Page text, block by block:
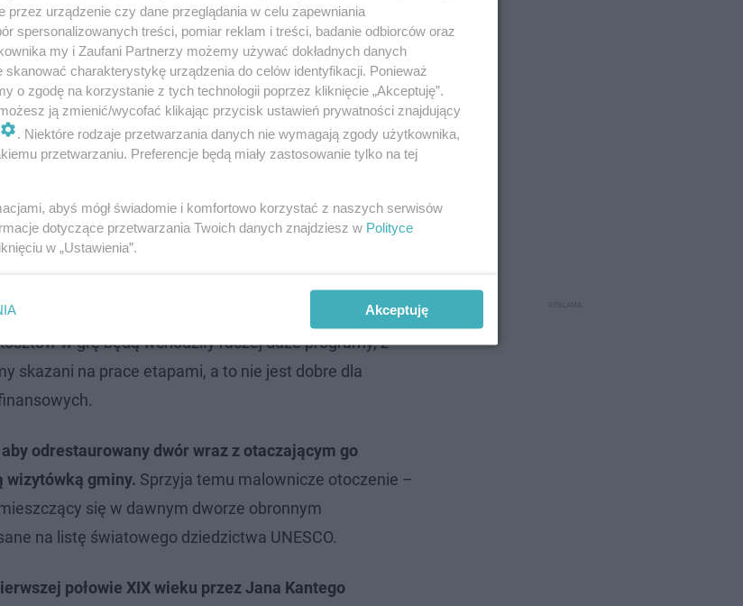
Maj-Kołodziej poinformowała również, że
w starostwie wadowickim.
w grę będą wchodziły raczej duże programy, z
skazani na prace etapami, a to nie jest dobre dla
aby odrestaurowany dwór wraz z otaczającym go
wizytówką gminy. Sprzyja temu malownicze otoczenie –
się w dawnym dworze obronnym
na listę światowego dziedzictwa UNESCO.
połowie XIX wieku przez Jana Kantego
przez urządzenie czy dane przeglądania w celu zapewniania
spersonalizowanych treści, pomiar reklam i treści, badanie odbiorców oraz
my i Zaufani Partnerzy możemy używać dokładnych danych
charakterystykę urządzenia do celów identyfikacji. Ponieważ
o zgodę na korzystanie z tych technologii poprzez kliknięcie „Akceptuję”.
ją zmienić/wycofać klikając przycisk ustawień prywatności znajdujący
. Niektóre rodzaje przetwarzania danych nie wymagają zgody użytkownika,
przetwarzaniu. Preferencje będą miały zastosowanie tylko na tej
abyś mógł świadomie i komfortowo korzystać z naszych serwisów
dotyczące przetwarzania Twoich danych znajdziesz w Polityce
w „Ustawienia”.
Akceptuję